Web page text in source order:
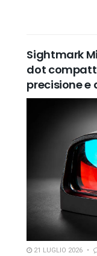
Sightmark
dot
precisione
21 LUGLIO 2026